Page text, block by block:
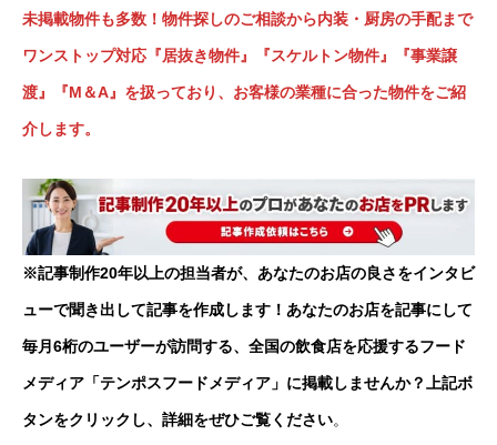
未掲載物件も多数！物件探しのご相談から内装・厨房の手配まで
ワンストップ対応『居抜き物件』『スケルトン物件』『事業譲
渡』『M＆A』を扱っており、お客様の業種に合った物件をご紹
介します。
※記事制作20年以上の担当者が、あなたのお店の良さをインタビ
ューで聞き出して記事を作成します！あなたのお店を記事にして
毎月6桁のユーザーが訪問する、全国の飲食店を応援するフード
メディア「テンポスフードメディア」に掲載しませんか？上記ボ
タンをクリックし、詳細をぜひご覧ください。